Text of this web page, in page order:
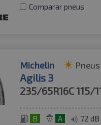
Comparar pneus
Michelin
Agilis 3
235/65R16C115/
B A 72 dB